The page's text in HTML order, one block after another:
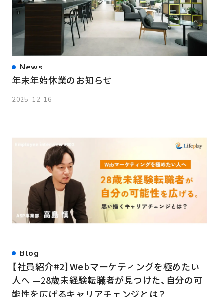
News
年末年始休業のお知らせ
2025-12-16
Blog
【社員紹介#2】Webマーケティングを極めたい
人へ —28歳未経験転職者が見つけた、自分の可
能性を広げるキャリアチェンジとは？